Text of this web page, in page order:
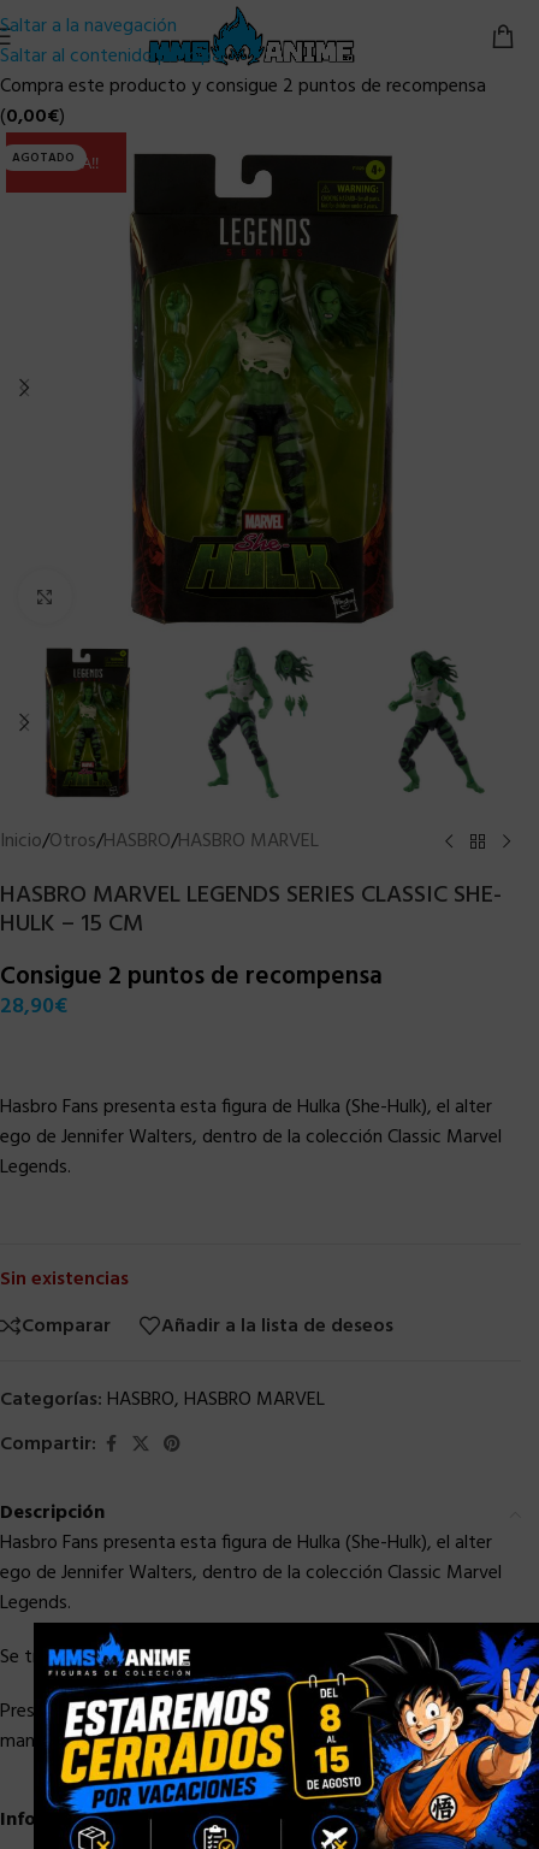
Saltar a la navegación
Saltar al contenido principal
Compra este producto y consigue 2 puntos de recompensa
(0,00€)
AGOTADO
ULTIMA!!
Clic para ampliar
Inicio/Otros/HASBRO/HASBRO MARVEL
HASBRO MARVEL LEGENDS SERIES CLASSIC SHE-
HULK – 15 CM
Consigue 2 puntos de recompensa
28,90€
Hasbro Fans presenta esta figura de Hulka (She-Hulk), el alter
ego de Jennifer Walters, dentro de la colección Classic Marvel
Legends.
Sin existencias
Comparar
Añadir a la lista de deseos
Categorías: HASBRO, HASBRO MARVEL
Compartir:
Descripción
Hasbro Fans presenta esta figura de Hulka (She-Hulk), el alter
ego de Jennifer Walters, dentro de la colección Classic Marvel
Legends.
Se trata de una figura articulada de 15 cm, hechas en PVC.
Presenta el aspecto clásico de los cómics e incluye un par de
manos alternativas y una cabeza opcional.
Información adicional
×